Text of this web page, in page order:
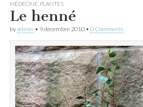
MÉDECINE PLANTES
Le henné
byadmin • 9 décembre 2010 • 0 Comments